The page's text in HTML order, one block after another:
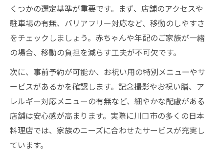
くつかの選定基準が重要です。まず、店舗のアクセスや
駐車場の有無、バリアフリー対応など、移動のしやすさ
をチェックしましょう。赤ちゃんや年配のご家族が一緒
の場合、移動の負担を減らす工夫が不可欠です。
次に、事前予約が可能か、お祝い用の特別メニューやサ
ービスがあるかを確認します。記念撮影やお祝い膳、ア
レルギー対応メニューの有無など、細やかな配慮がある
店舗は安心感が高まります。実際に川口市の多くの日本
料理店では、家族のニーズに合わせたサービスが充実し
ています。